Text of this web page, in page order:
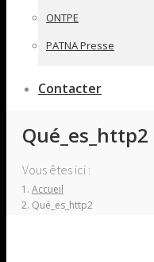
ONTPE
PATNA Presse
Contacter
Qué_es_http2
Vous êtes ici :
Accueil
Qué_es_http2